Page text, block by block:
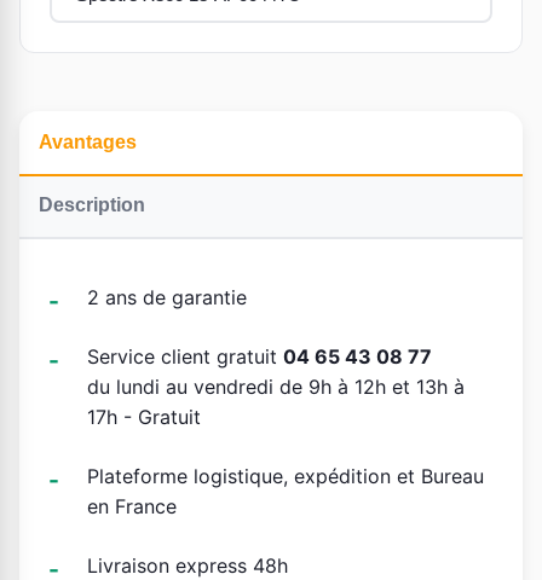
Avantages
Description
2 ans de garantie
Service client gratuit 04 65 43 08 77
du lundi au vendredi de 9h à 12h et 13h à
17h - Gratuit
Plateforme logistique, expédition et Bureau
en France
Livraison express 48h